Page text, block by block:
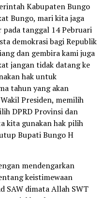
Kabupaten Bungo
Bungo, mari kita jaga
tanggal 14 Pebruari
demokrasi bagi Republik
dan gembira kami juga
jangan tidak datang ke
hak untuk
tahun yang akan
Presiden, memilih
DPRD Provinsi dan
kita gunakan hak pilih
Bupati Bungo H
mendengarkan
keistimewaan
SAW dimata Allah SWT